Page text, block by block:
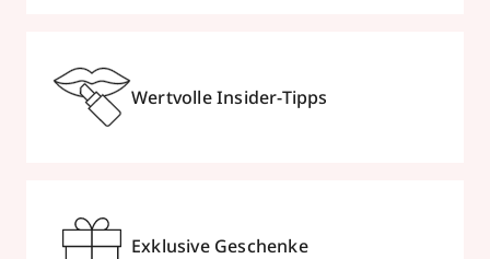
Wertvolle Insider-Tipps
Exklusive Geschenke